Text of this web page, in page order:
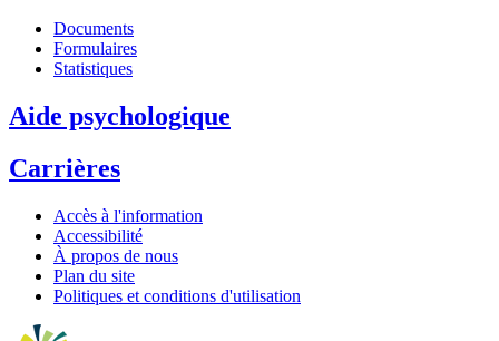
Documents
Formulaires
Statistiques
Aide psychologique
Carrières
Accès à l'information
Accessibilité
À propos de nous
Plan du site
Politiques et conditions d'utilisation